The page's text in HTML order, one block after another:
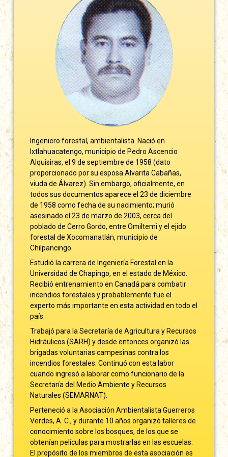
Ingeniero forestal, ambientalista. Nació en
Ixtlahuacatengo, municipio de Pedro Ascencio
Alquisiras, el 9 de septiembre de 1958 (dato
proporcionado por su esposa Alvarita Cabañas,
viuda de Álvarez). Sin embargo, oficialmente, en
todos sus documentos aparece el 23 de diciembre
de 1958 como fecha de su nacimiento; murió
asesinado el 23 de marzo de 2003, cerca del
poblado de Cerro Gordo, entre Omiltemi y el ejido
forestal de Xocomanatlán, municipio de
Chilpancingo.
Estudió la carrera de Ingeniería Forestal en la
Universidad de Chapingo, en el estado de México.
Recibió entrenamiento en Canadá para combatir
incendios forestales y probablemente fue el
experto más importante en esta actividad en todo el
país.
Trabajó para la Secretaría de Agricultura y Recursos
Hidráulicos (SARH) y desde entonces organizó las
brigadas voluntarias campesinas contra los
incendios forestales. Continuó con esta labor
cuando ingresó a laborar como funcionario de la
Secretaría del Medio Ambiente y Recursos
Naturales (SEMARNAT).
Perteneció a la Asociación Ambientalista Guerreros
Verdes, A. C., y durante 10 años organizó talleres de
conocimiento sobre los bosques, de los que se
obtenían películas para mostrarlas en las escuelas.
El propósito de los miembros de esta asociación es